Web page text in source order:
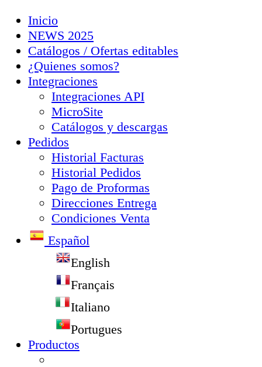
Inicio
NEWS 2025
Catálogos / Ofertas editables
¿Quienes somos?
Integraciones
Integraciones API
MicroSite
Catálogos y descargas
Pedidos
Historial Facturas
Historial Pedidos
Pago de Proformas
Direcciones Entrega
Condiciones Venta
Español
English
Français
Italiano
Portugues
Productos